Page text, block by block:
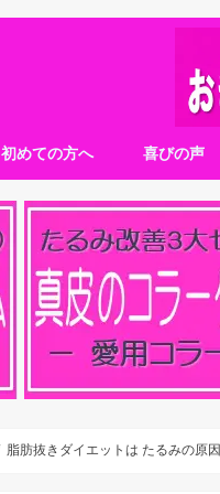
初めての方へ 喜びの声
脂肪抜きダイエットは たるみの原因